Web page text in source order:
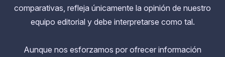
comparativas, refleja únicamente la opinión de nuestro
equipo editorial y debe interpretarse como tal.
Aunque nos esforzamos por ofrecer información